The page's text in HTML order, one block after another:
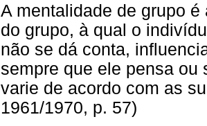
A mentalidade de grupo
do grupo, à qual o
não se dá conta,
sempre que ele pensa ou
varie de acordo com as
1961/1970, p. 57)